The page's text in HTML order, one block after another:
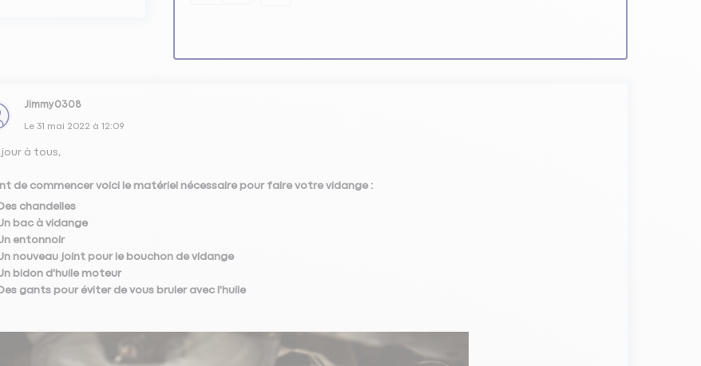
Jimmy0308
Le31 mai 2022 à12:09
à tous,
de commencer voici le matériel nécessaire pour faire votre vidange :
chandelles
bac à vidange
entonnoir
nouveau joint pour le bouchon de vidange
bidon d'huile moteur
gants pour éviter de vous bruler avec l'huile